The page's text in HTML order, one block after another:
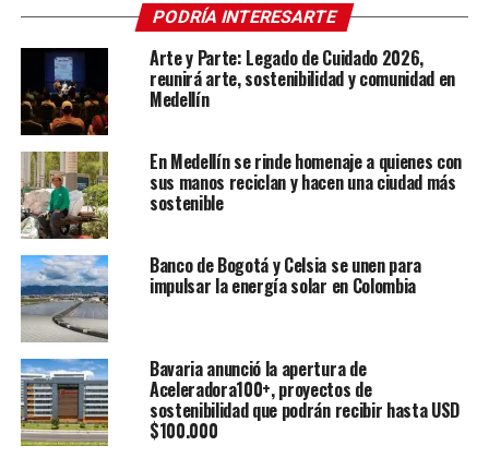
PODRÍA INTERESARTE
Arte y Parte: Legado de Cuidado 2026,
reunirá arte, sostenibilidad y comunidad en
Medellín
En Medellín se rinde homenaje a quienes con
sus manos reciclan y hacen una ciudad más
sostenible
Banco de Bogotá y Celsia se unen para
impulsar la energía solar en Colombia
Bavaria anunció la apertura de
Aceleradora100+, proyectos de
sostenibilidad que podrán recibir hasta USD
$100.000